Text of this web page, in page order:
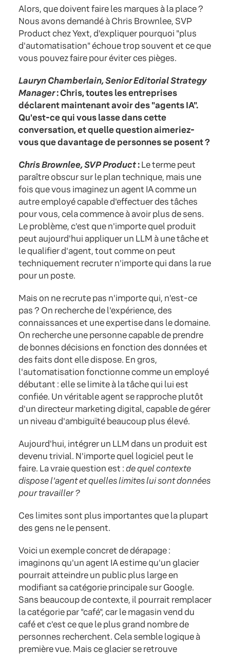
Alors, que doivent faire les marques à la place ?
Nous avons demandé à Chris Brownlee, SVP
Product chez Yext, d'expliquer pourquoi "plus
d'automatisation" échoue trop souvent et ce que
vous pouvez faire pour éviter ces pièges.
Lauryn Chamberlain, Senior Editorial Strategy
Manager: Chris, toutes les entreprises
déclarent maintenant avoir des "agents IA".
Qu'est-ce qui vous lasse dans cette
conversation, et quelle question aimeriez-
vous que davantage de personnes se posent ?
Chris Brownlee, SVP Product:Le terme peut
paraître obscur sur le plan technique, mais une
fois que vous imaginez un agent IA comme un
autre employé capable d'effectuer des tâches
pour vous, cela commence à avoir plus de sens.
Le problème, c'est que n'importe quel produit
peut aujourd'hui appliquer un LLM à une tâche et
le qualifier d'agent, tout comme on peut
techniquement recruter n'importe qui dans la rue
pour un poste.
Mais on ne recrute pas n'importe qui, n'est-ce
pas ? On recherche de l'expérience, des
connaissances et une expertise dans le domaine.
On recherche une personne capable de prendre
de bonnes décisions en fonction des données et
des faits dont elle dispose. En gros,
l'automatisation fonctionne comme un employé
débutant : elle se limite à la tâche qui lui est
confiée. Un véritable agent se rapproche plutôt
d'un directeur marketing digital, capable de gérer
un niveau d'ambiguïté beaucoup plus élevé.
Aujourd'hui, intégrer un LLM dans un produit est
devenu trivial. N'importe quel logiciel peut le
faire. La vraie question est :de quel contexte
dispose l'agent et quelles limites lui sont données
pour travailler ?
Ces limites sont plus importantes que la plupart
des gens ne le pensent.
Voici un exemple concret de dérapage :
imaginons qu'un agent IA estime qu'un glacier
pourrait atteindre un public plus large en
modifiant sa catégorie principale sur Google.
Sans beaucoup de contexte, il pourrait remplacer
la catégorie par "café", car le magasin vend du
café et c'est ce que le plus grand nombre de
personnes recherchent. Cela semble logique à
première vue. Mais ce glacier se retrouve